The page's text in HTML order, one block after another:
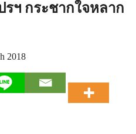
รฯ กระชากใจหลาก
2018